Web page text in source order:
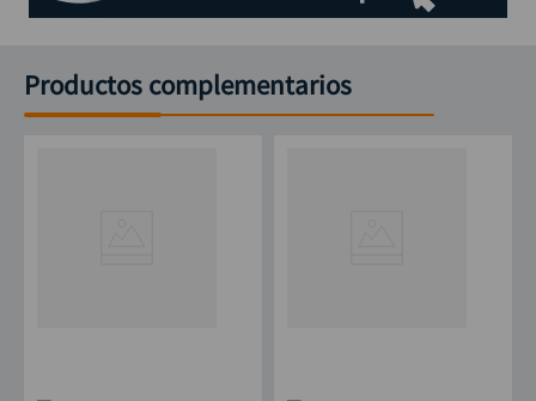
Productos complementarios